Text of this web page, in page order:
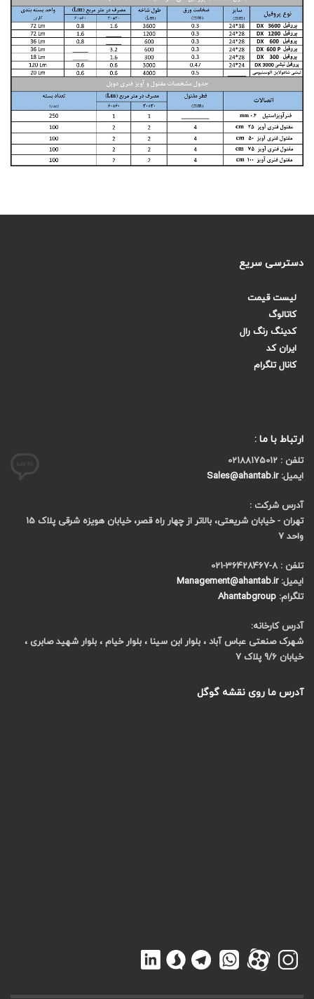
دسترسی سریع
لیست قیمت
کاتالوگ
کدینگ رنگ رال
ایران کد
کانال تلگرام
ارتباط با ما :
تلفن : 02188175012
ایمیل:Sales@ahantab.ir
آدرس شرکت :
تهران - خیابان شریعتی، بالاتر از چهار راه قصر، خیابان هویزه شرقی پلاک 15
واحد 7
تلفن : 8-36428467-021
ایمیل:Management@ahantab.ir
تلگرام: Ahantabgroup
آدرس کارخانه:
شهرک صنعتی عباس آباد ، بلوار ابن سینا ، بلوار خیام ، بلوار شهید صابری ،
خیابان 9/6 پلاک 7
آدرس ما روی نقشه گوگل